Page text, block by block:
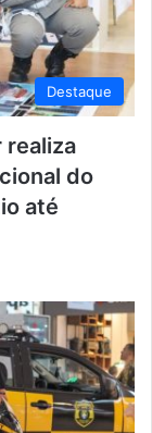
Destaque
realiza
do
até